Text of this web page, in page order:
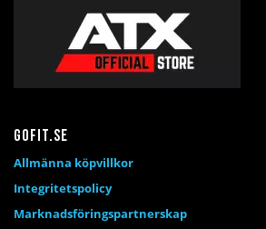
Gofit.se
Allmänna köpvillkor
Integritetspolicy
Marknadsföringspartnerskap